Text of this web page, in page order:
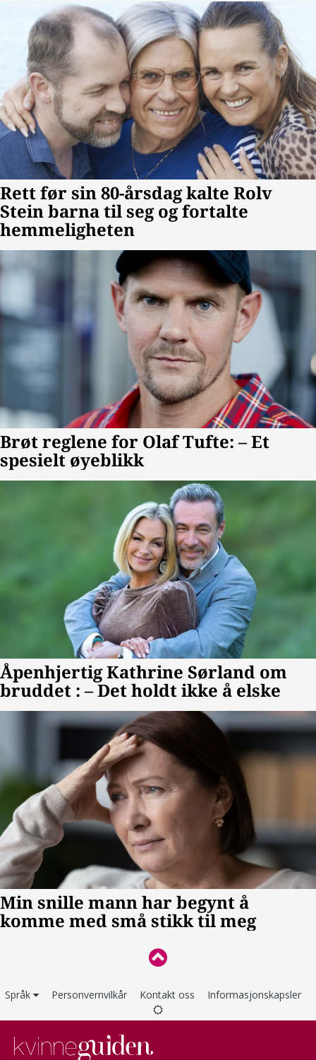
Språk Personvernvilkår Kontakt oss Informasjonskapsler